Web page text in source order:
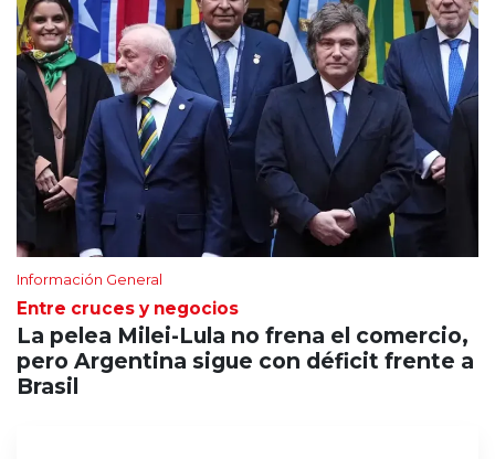
Información General
Entre cruces y negocios
La pelea Milei-Lula no frena el comercio,
pero Argentina sigue con déficit frente a
Brasil